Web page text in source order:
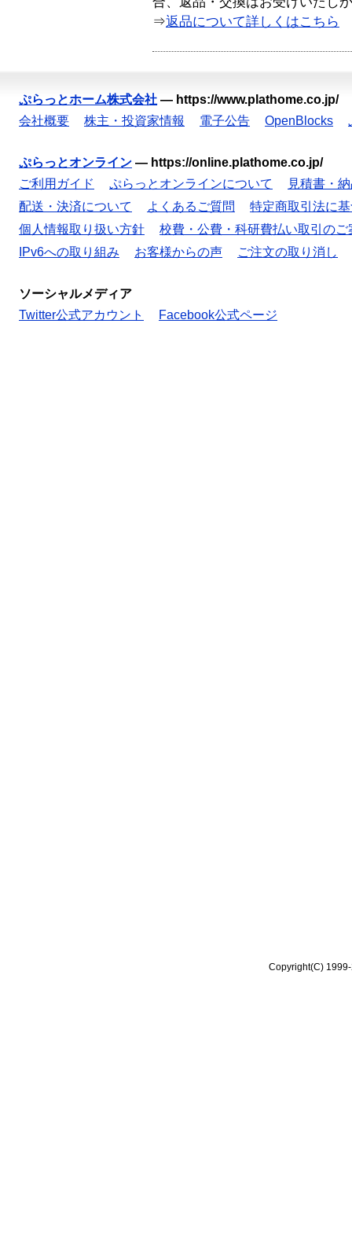
⇒返品について詳しくはこちら
ぷらっとホーム株式会社 — https://www.plathome.co.jp/
会社概要
株主・投資家情報 電子公告 OpenBlocks
ぷらっとオンライン — https://online.plathome.co.jp/
ご利用ガイド
ぷらっとオンラインについて
見積書・
配送・決済について
よくあるご質問
特定商取引法に
個人情報取り扱い方針
校費・公費・科研費払い取引のご
IPv6への取り組み
お客様からの声 ご注文の取り消し
ソーシャルメディア
Twitter公式アカウント
Facebook公式ページ
Copyright(C)